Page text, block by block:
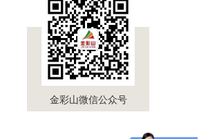
金彩山微信公众号